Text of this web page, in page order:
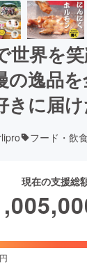
世界を
の逸品
きに届け
フード・飲
現在の支援総
円